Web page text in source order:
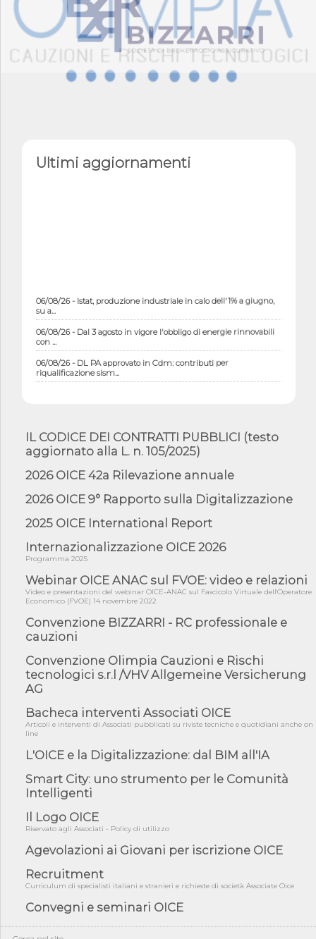
Ultimi aggiornamenti
06/08/26 - Istat, produzione industriale in calo dell'1% a giugno,
su a...
06/08/26 - Dal 3 agosto in vigore l'obbligo di energie rinnovabili
con ...
06/08/26 - DL PA approvato in Cdm: contributi per
riqualificazione sism...
norme UE in m...
05/08/26 - DL Infrastrutture e PNRR è legge: approvata oggi la
amminist...
2 s...
05/08/26 - SAVE THE DATE: Assemblea Pubblica Confindustria
Professioni ...
05/08/26 - Successo OICE per il bando della Città metropolitana
di Reg...
05/08/26 - Lettera OICE per il bando della Giunta Regionale della
Campa...
04/08/26 - DL PA: previste cancellazioni da elenchi professionisti
04/08/26 - International Sustainable Buildings Competition -
COP31, An...
impugnar...
04/08/26 - Rapporto Anac corruzione 2020-2026: procedimenti
04/08/26 - CdS: partecipazione alla gara non equivale ad
acquiescenza r...
04/08/26 - DL Infrastrutture approvato alla Camera, passa ora al
03/08/26 - TAR Piemonte: RUP può avvalersi di consulente
esterno per v...
03/08/26 - Gruppo FS: nel primo semestre 2026 3 mld di
03/08/26 - Conferenza Obiettivo Export: Imprese e Territori del
per eseg...
IL CODICE DEI CONTRATTI PUBBLICI (testo
aggiornato alla L. n. 105/2025)
2026 OICE 42a Rilevazione annuale
2026 OICE 9° Rapporto sulla Digitalizzazione
2025 OICE International Report
Internazionalizzazione OICE 2026
Programma 2025
Webinar OICE ANAC sul FVOE: video e relazioni
Video e presentazioni del webinar OICE-ANAC sul Fascicolo Virtuale dell'Operatore
Economico (FVOE) 14 novembre 2022
Convenzione BIZZARRI - RC professionale e
cauzioni
Convenzione Olimpia Cauzioni e Rischi
tecnologici s.r.l /VHV Allgemeine Versicherung
AG
Bacheca interventi Associati OICE
Articoli e interventi di Associati pubblicati su riviste tecniche e quotidiani anche on
line
L'OICE e la Digitalizzazione: dal BIM all'IA
Smart City: uno strumento per le Comunità
Intelligenti
Il Logo OICE
Riservato agli Associati - Policy di utilizzo
Agevolazioni ai Giovani per iscrizione OICE
Recruitment
Curriculum di specialisti italiani e stranieri e richieste di società Associate Oice
Convegni e seminari OICE